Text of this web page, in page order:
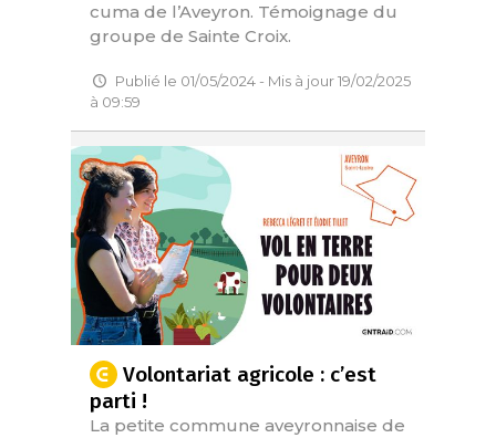
cuma de l’Aveyron. Témoignage du
groupe de Sainte Croix.
Publié le 01/05/2024 - Mis à jour 19/02/2025
à 09:59
Volontariat agricole : c’est
parti !
La petite commune aveyronnaise de